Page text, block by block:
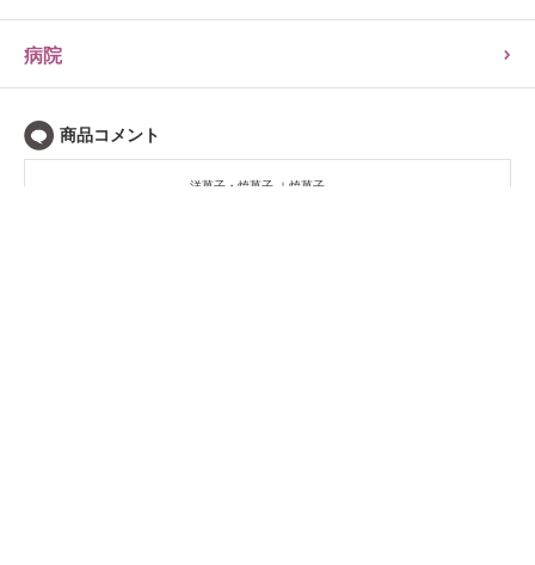
病院
洋菓子・焼菓子 焼菓子